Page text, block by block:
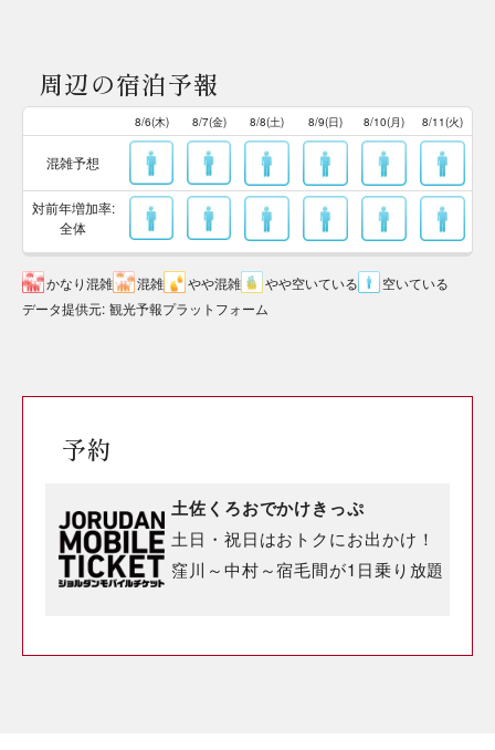
周辺の宿泊予報
8/6(木) 8/7(金) 8/8(土) 8/9(日) 8/10(月) 8/11(火)
混雑予想
対前年増加率:
全体
かなり混雑 混雑 やや混雑 やや空いている
空いている
データ提供元: 観光予報プラットフォーム
予約
土佐くろおでかけきっぷ
土日・祝日はおトクにお出かけ！
窪川～中村～宿毛間が1日乗り放題